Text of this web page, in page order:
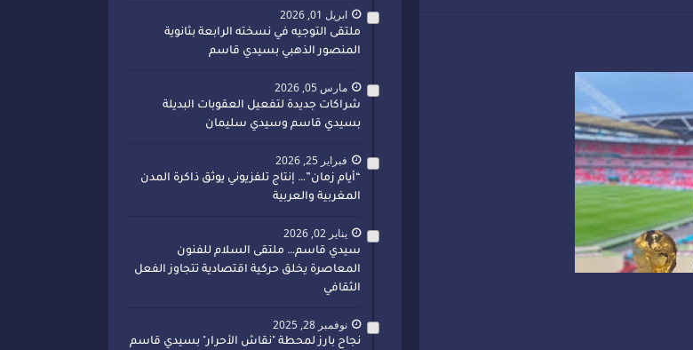
ابريل 01, 2026
ملتقى التوجيه في نسخته الرابعة بثانوية
المنصور الذهبي بسيدي قاسم
مارس 05, 2026
شراكات جديدة لتفعيل العقوبات البديلة
بسيدي قاسم وسيدي سليمان
فبراير 25, 2026
“أيام زمان”… إنتاج تلفزيوني يوثق ذاكرة المدن
المغربية والعربية
يناير 02, 2026
سيدي قاسم… ملتقى السلام للفنون
المعاصرة يخلق حركية اقتصادية تتجاوز الفعل
الثقافي
نوفمبر 28, 2025
نجاح بارز لمحطة "نقاش الأحرار" بسيدي قاسم